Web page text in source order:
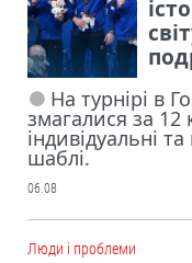
На турнірі в
змагалися за 12
індивідуальні
шаблі.
06.08
Люди і проблеми